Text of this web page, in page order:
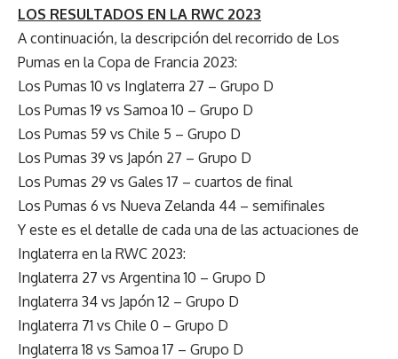
LOS RESULTADOS EN LA RWC 2023
A continuación, la descripción del recorrido de Los
Pumas en la Copa de Francia 2023:
Los Pumas 10 vs Inglaterra 27 – Grupo D
Los Pumas 19 vs Samoa 10 – Grupo D
Los Pumas 59 vs Chile 5 – Grupo D
Los Pumas 39 vs Japón 27 – Grupo D
Los Pumas 29 vs Gales 17 – cuartos de final
Los Pumas 6 vs Nueva Zelanda 44 – semifinales
Y este es el detalle de cada una de las actuaciones de
Inglaterra en la RWC 2023:
Inglaterra 27 vs Argentina 10 – Grupo D
Inglaterra 34 vs Japón 12 – Grupo D
Inglaterra 71 vs Chile 0 – Grupo D
Inglaterra 18 vs Samoa 17 – Grupo D